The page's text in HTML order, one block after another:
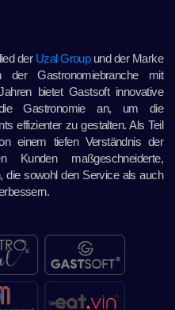
der Uzal Groupund der Marke
Gastronomiebranche mit
bietet Gastsoft innovative
Gastronomie an, um die
effizienter zu gestalten. Als Teil
einem tiefen Verständnis der
maßgeschneiderte,
die sowohl den Service als auch